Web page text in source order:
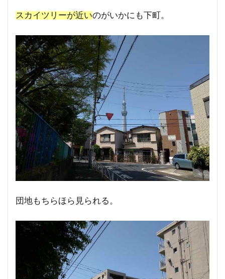
スカイツリーが近いのがいかにも下町。
団地もちらほら見られる。